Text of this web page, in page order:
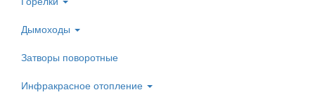
Дымоходы
Затворы поворотные
Инфракрасное отопление